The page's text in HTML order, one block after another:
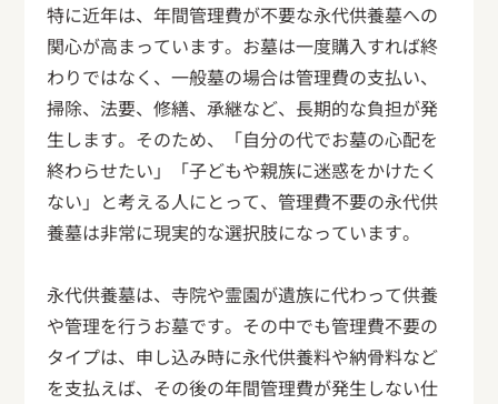
特に近年は、年間管理費が不要な永代供養墓への
関心が高まっています。お墓は一度購入すれば終
わりではなく、一般墓の場合は管理費の支払い、
掃除、法要、修繕、承継など、長期的な負担が発
生します。そのため、「自分の代でお墓の心配を
終わらせたい」「子どもや親族に迷惑をかけたく
ない」と考える人にとって、管理費不要の永代供
養墓は非常に現実的な選択肢になっています。
永代供養墓は、寺院や霊園が遺族に代わって供養
や管理を行うお墓です。その中でも管理費不要の
タイプは、申し込み時に永代供養料や納骨料など
を支払えば、その後の年間管理費が発生しない仕